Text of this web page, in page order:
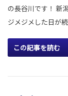
の長谷川です！ 新
ジメジメした日が
この記事を読む